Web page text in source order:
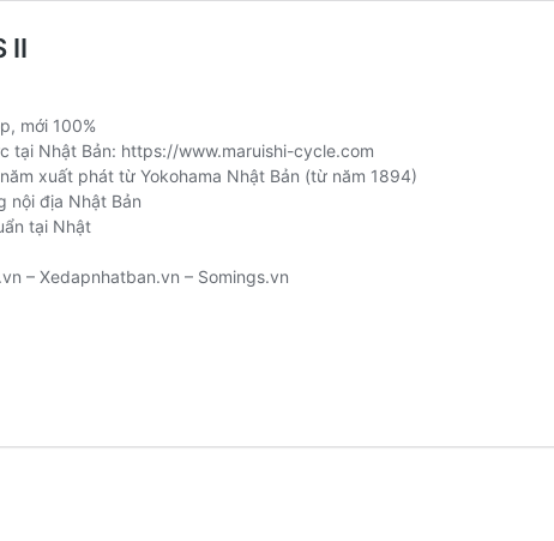
II
mới 100%
tại Nhật Bản: https://www.maruishi-cycle.com
xuất phát từ Yokohama Nhật Bản (từ năm 1894)
nội địa Nhật Bản
tại Nhật
– Xedapnhatban.vn – Somings.vn